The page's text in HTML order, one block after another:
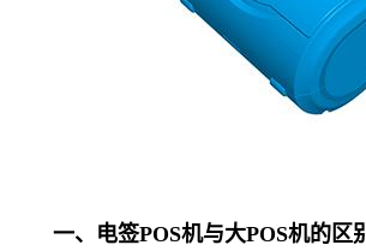
一、电签POS机与大POS机的区